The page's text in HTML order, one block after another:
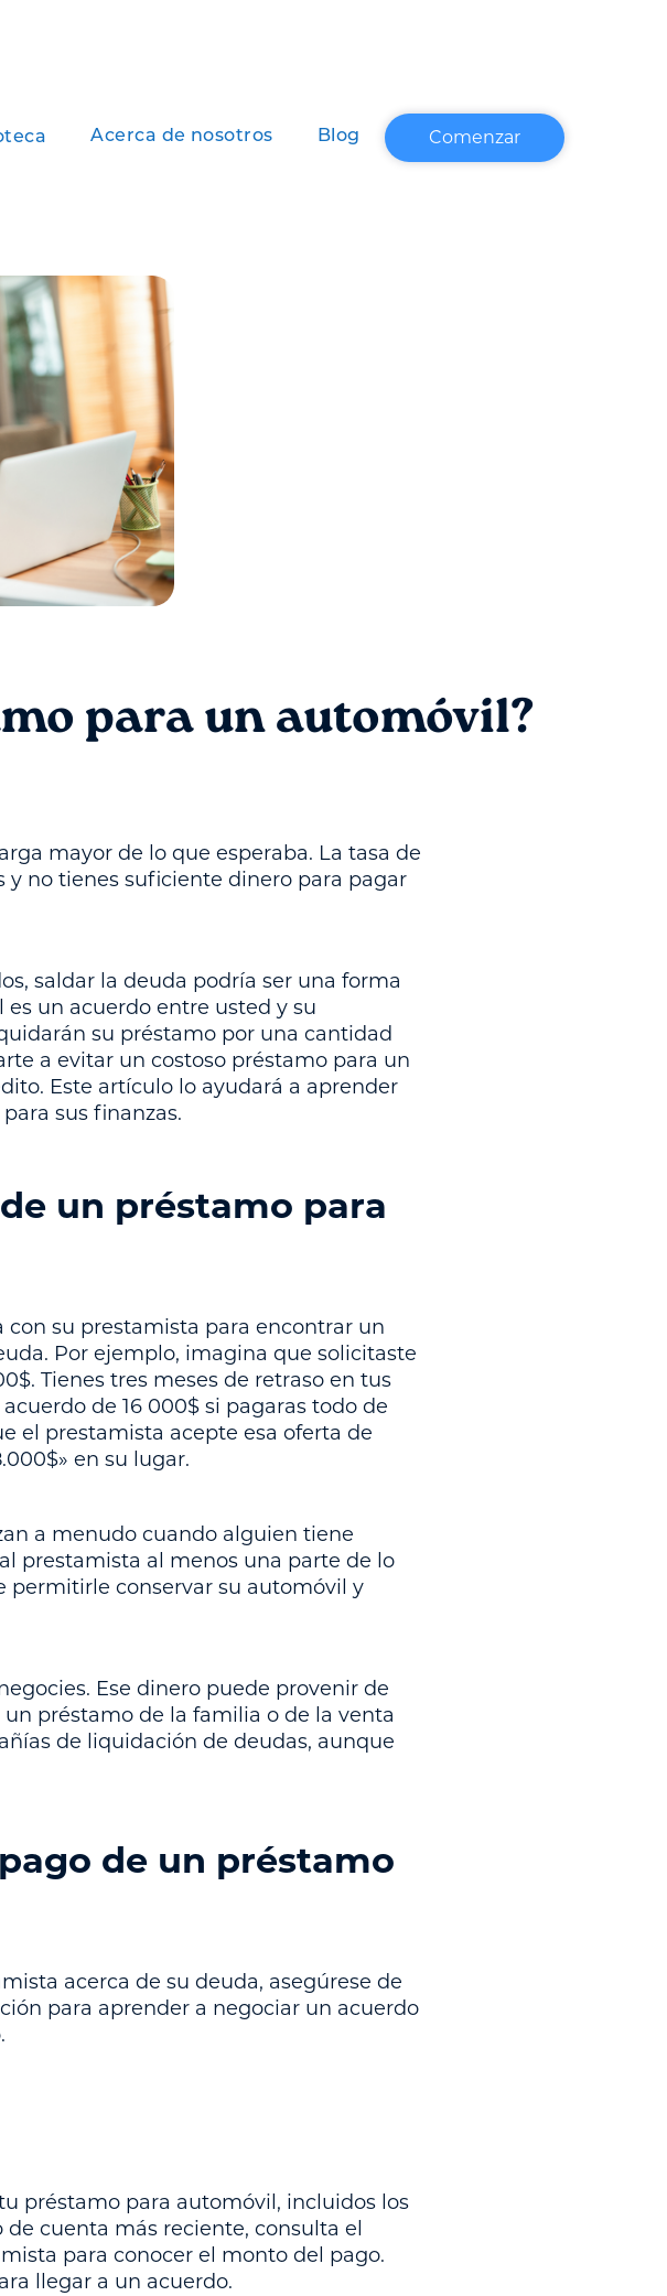
Acerca de nosotros Blog Comenzar
para un automóvil?
mayor de lo que esperaba. La tasa de
y no tienes suficiente dinero para pagar
saldar la deuda podría ser una forma
un acuerdo entre usted y su
su préstamo por una cantidad
a evitar un costoso préstamo para un
Este artículo lo ayudará a aprender
sus finanzas.
un préstamo para
su prestamista para encontrar un
Por ejemplo, imagina que solicitaste
Tienes tres meses de retraso en tus
de 16 000$ si pagaras todo de
el prestamista acepte esa oferta de
en su lugar.
a menudo cuando alguien tiene
prestamista al menos una parte de lo
permitirle conservar su automóvil y
Ese dinero puede provenir de
préstamo de la familia o de la venta
de liquidación de deudas, aunque
de un préstamo
acerca de su deuda, asegúrese de
para aprender a negociar un acuerdo
préstamo para automóvil, incluidos los
cuenta más reciente, consulta el
para conocer el monto del pago.
llegar a un acuerdo.